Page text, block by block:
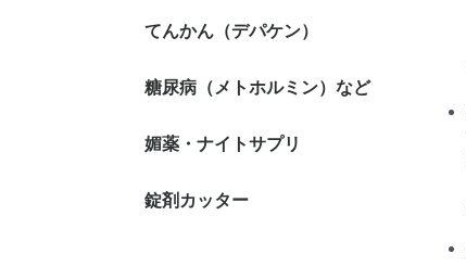
てんかん（デパケン）
糖尿病（メトホルミン）など
媚薬・ナイトサプリ
錠剤カッター